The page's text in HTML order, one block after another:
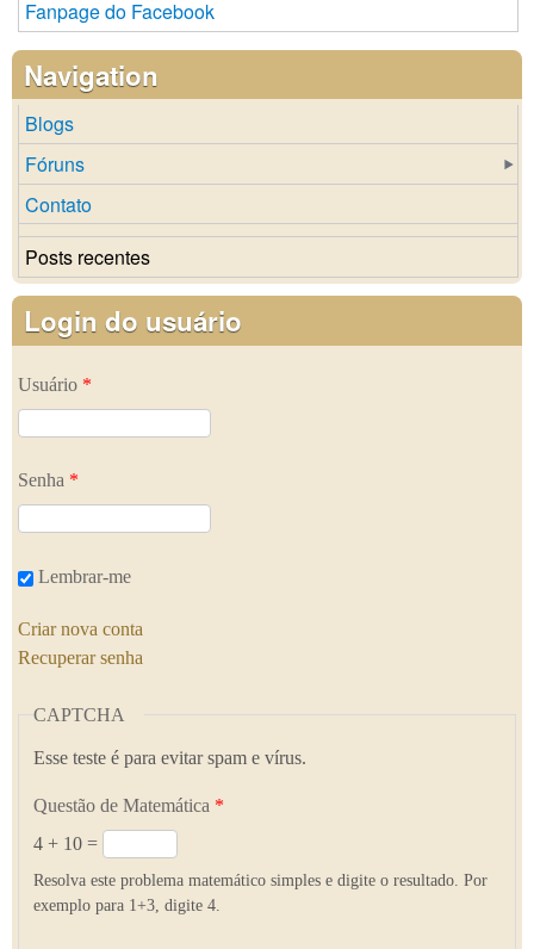
Fanpage do Facebook
Navigation
Blogs
Fóruns
Contato
Posts recentes
Login do usuário
Usuário *
Senha *
Lembrar-me
Criar nova conta
Recuperar senha
CAPTCHA
Esse teste é para evitar spam e vírus.
Questão de Matemática *
4 + 10 =
Resolva este problema matemático simples e digite o resultado. Por
exemplo para 1+3, digite 4.